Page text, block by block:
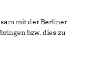
mit der Berliner
bzw. dies zu